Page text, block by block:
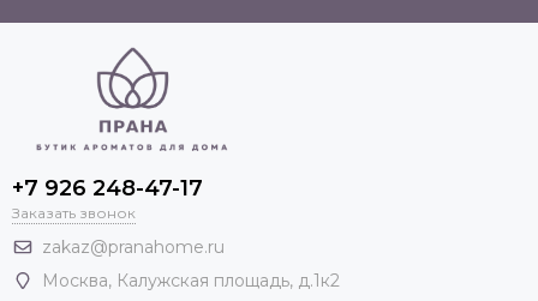
+7 926 248-47-17
Заказать звонок
zakaz@pranahome.ru
Москва, Калужская площадь, д.1к2